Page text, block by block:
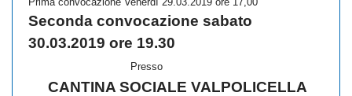
Seconda convocazione sabato
30.03.2019 ore 19.30
Presso
CANTINA SOCIALE VALPOLICELLA